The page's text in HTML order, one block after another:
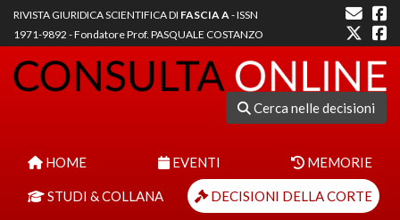
RIVISTA GIURIDICA SCIENTIFICA DI FASCIA A- ISSN
1971-9892 - Fondatore Prof. PASQUALE COSTANZO
Cerca nelle decisioni
HOME EVENTI MEMORIE
STUDI & COLLANA DECISIONI DELLA CORTE